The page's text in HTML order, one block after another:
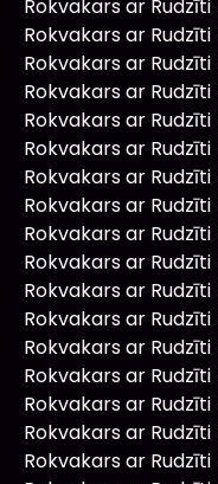
Rokvakars ar Rudzīti
Rokvakars ar Rudzīti
Rokvakars ar Rudzīti
Rokvakars ar Rudzīti
Rokvakars ar Rudzīti
Rokvakars ar Rudzīti
Rokvakars ar Rudzīti
Rokvakars ar Rudzīti
Rokvakars ar Rudzīti
Rokvakars ar Rudzīti
Rokvakars ar Rudzīti
Rokvakars ar Rudzīti
Rokvakars ar Rudzīti
Rokvakars ar Rudzīti
Rokvakars ar Rudzīti
Rokvakars ar Rudzīti
Rokvakars ar Rudzīti